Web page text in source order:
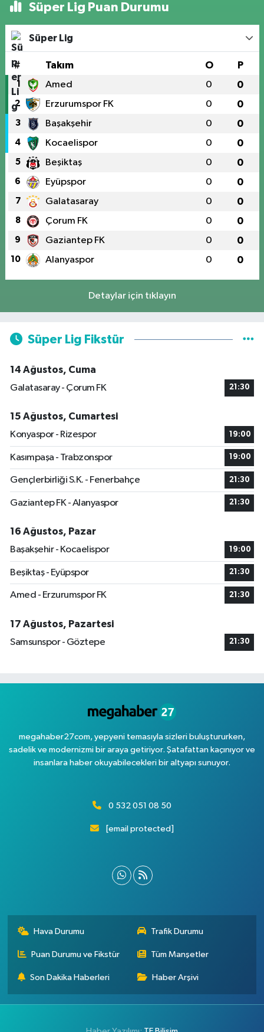
Süper Lig Puan Durumu
Süper Lig
# Takım O P
1 Amed 0 0
2 Erzurumspor FK 0 0
3 Başakşehir 0 0
4 Kocaelispor 0 0
5 Beşiktaş 0 0
6 Eyüpspor 0 0
7 Galatasaray 0 0
8 Çorum FK 0 0
9 Gaziantep FK 0 0
10 Alanyaspor 0 0
Detaylar için tıklayın
Süper Lig Fikstür
14 Ağustos, Cuma
Galatasaray - Çorum FK
21:30
15 Ağustos, Cumartesi
Konyaspor - Rizespor
19:00
Kasımpaşa - Trabzonspor 19:00
Gençlerbirliği S.K. - Fenerbahçe 21:30
Gaziantep FK - Alanyaspor 21:30
16 Ağustos, Pazar
Başakşehir - Kocaelispor
19:00
Beşiktaş - Eyüpspor 21:30
Amed - Erzurumspor FK 21:30
17 Ağustos, Pazartesi
Samsunspor - Göztepe
21:30
megahaber27com, yepyeni temasıyla sizleri buluştururken,
sadelik ve modernizmi bir araya getiriyor. Şatafattan kaçınıyor ve
insanlara haber okuyabilecekleri bir altyapı sunuyor.
0 532 051 08 50
[email protected]
Hava Durumu Trafik Durumu
Puan Durumu ve Fikstür Tüm Manşetler
Son Dakika Haberleri Haber Arşivi